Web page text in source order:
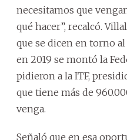
necesitamos que
qué hacer”, recalcó.
que se dicen en torno
en 2019 se montó la
pidieron a la ITF,
que tiene más de
venga.
Señaló que en esa